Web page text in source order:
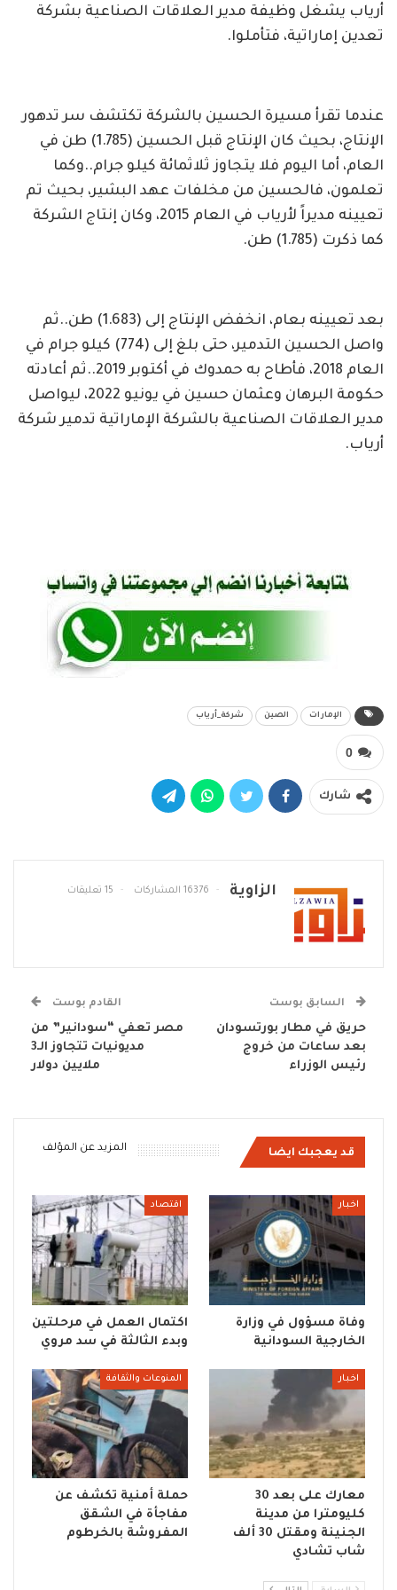
أرياب يشغل وظيفة مدير العلاقات الصناعية بشركة
تعدين إماراتية، فتأملوا.
عندما تقرأ مسيرة الحسين بالشركة تكتشف سر تدهور
الإنتاج، بحيث كان الإنتاج قبل الحسين (1.785) طن في
العام، أما اليوم فلا يتجاوز ثلاثمائة كيلو جرام..وكما
تعلمون، فالحسين من مخلفات عهد البشير، بحيث تم
تعيينه مديراً لأرياب في العام 2015، وكان إنتاج الشركة
كما ذكرت (1.785) طن.
بعد تعيينه بعام، انخفض الإنتاج إلى (1.683) طن..ثم
واصل الحسين التدمير، حتى بلغ إلى (774) كيلو جرام في
العام 2018، فأطاح به حمدوك في أكتوبر 2019..ثم أعادته
حكومة البرهان وعثمان حسين في يونيو 2022، ليواصل
مدير العلاقات الصناعية بالشركة الإماراتية تدمير شركة
أرياب.
الإمارات الصين شركة_أرياب
0
شارك
الزاوية 16376 المشاركات 15 تعليقات
السابق بوست
حريق في مطار بورتسودان
بعد ساعات من خروج
رئيس الوزراء
القادم بوست
مصر تعفي “سودانير” من
مديونيات تتجاوز الـ3
ملايين دولار
قد يعجبك ايضا المزيد عن المؤلف
اخبار
وفاة مسؤول في وزارة
الخارجية السودانية
اقتصاد
اكتمال العمل في مرحلتين
وبدء الثالثة في سد مروي
اخبار
معارك على بعد 30
كليومترا من مدينة
الجنينة ومقتل 30 ألف
شاب تشادي
المنوعات والثقافة
حملة أمنية تكشف عن
مفاجأة في الشقق
المفروشة بالخرطوم